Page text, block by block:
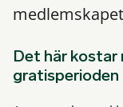
Det här
gratisperioden